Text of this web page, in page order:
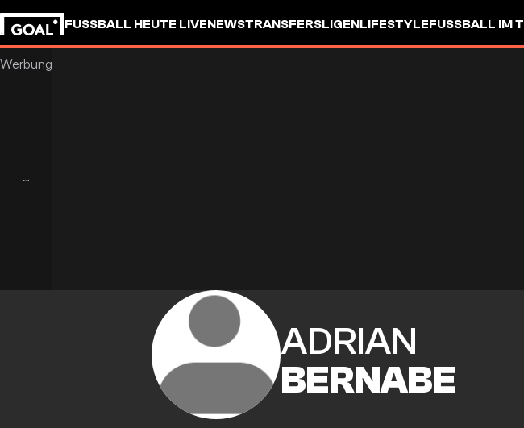
FUSSBALL HEUTE LIVENEWSTRANSFERSLIGENLIFESTYLEFUSSBALL IM TV
ADRIAN
BERNABE